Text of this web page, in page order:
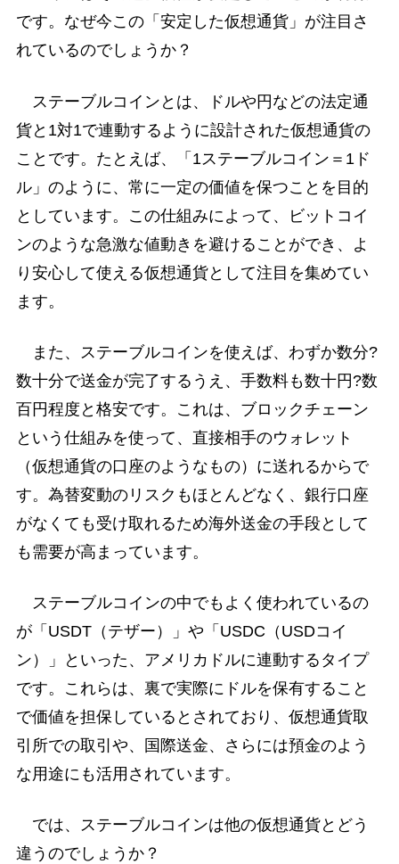
です。なぜ今この「安定した仮想通貨」が注目さ
れているのでしょうか？
ステーブルコインとは、ドルや円などの法定通
貨と1対1で連動するように設計された仮想通貨の
ことです。たとえば、「1ステーブルコイン＝1ド
ル」のように、常に一定の価値を保つことを目的
としています。この仕組みによって、ビットコイ
ンのような急激な値動きを避けることができ、よ
り安心して使える仮想通貨として注目を集めてい
ます。
また、ステーブルコインを使えば、わずか数分?
数十分で送金が完了するうえ、手数料も数十円?数
百円程度と格安です。これは、ブロックチェーン
という仕組みを使って、直接相手のウォレット
（仮想通貨の口座のようなもの）に送れるからで
す。為替変動のリスクもほとんどなく、銀行口座
がなくても受け取れるため海外送金の手段として
も需要が高まっています。
ステーブルコインの中でもよく使われているの
が「USDT（テザー）」や「USDC（USDコイ
ン）」といった、アメリカドルに連動するタイプ
です。これらは、裏で実際にドルを保有すること
で価値を担保しているとされており、仮想通貨取
引所での取引や、国際送金、さらには預金のよう
な用途にも活用されています。
では、ステーブルコインは他の仮想通貨とどう
違うのでしょうか？